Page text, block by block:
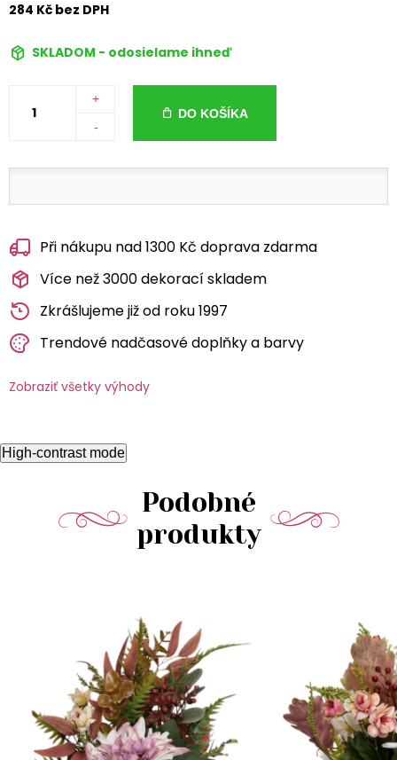
284 Kč bez DPH
SKLADOM - odosielame ihneď
+
-
DO KOŠÍKA
Při nákupu nad 1300 Kč doprava zdarma
Více než 3000 dekorací skladem
Zkrášlujeme již od roku 1997
Trendové nadčasové doplňky a barvy
Zobraziť všetky výhody
High-contrast mode
Podobné
produkty